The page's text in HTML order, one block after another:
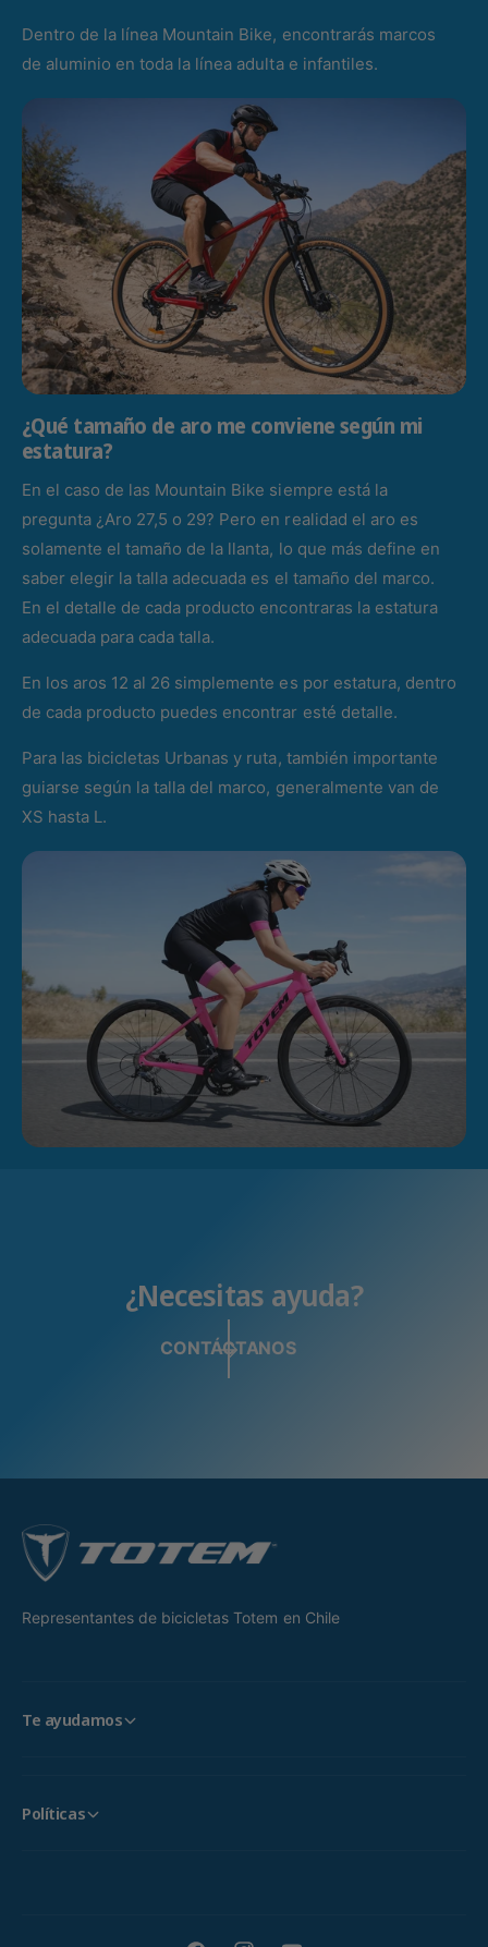
Dentro de la línea Mountain Bike, encontrarás marcos
de aluminio en toda la línea adulta e infantiles.
¿Qué tamaño de aro me conviene según mi
estatura?
En el caso de las Mountain Bike siempre está la
pregunta ¿Aro 27,5 o 29? Pero en realidad el aro es
solamente el tamaño de la llanta, lo que más define en
saber elegir la talla adecuada es el tamaño del marco.
En el detalle de cada producto encontraras la estatura
adecuada para cada talla.
En los aros 12 al 26 simplemente es por estatura, dentro
de cada producto puedes encontrar esté detalle.
Para las bicicletas Urbanas y ruta, también importante
guiarse según la talla del marco, generalmente van de
XS hasta L.
¿Necesitas ayuda?
CONTÁCTANOS
Representantes de bicicletas Totem en Chile
Te ayudamos
Políticas